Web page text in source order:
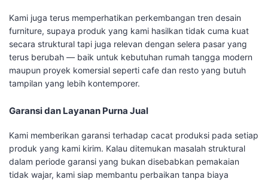
Kami juga terus memperhatikan perkembangan tren desain
furniture, supaya produk yang kami hasilkan tidak cuma kuat
secara struktural tapi juga relevan dengan selera pasar yang
terus berubah — baik untuk kebutuhan rumah tangga modern
maupun proyek komersial seperti cafe dan resto yang butuh
tampilan yang lebih kontemporer.
Garansi dan Layanan Purna Jual
Kami memberikan garansi terhadap cacat produksi pada setiap
produk yang kami kirim. Kalau ditemukan masalah struktural
dalam periode garansi yang bukan disebabkan pemakaian
tidak wajar, kami siap membantu perbaikan tanpa biaya